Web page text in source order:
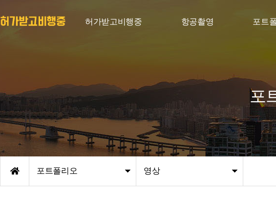
허가받고비행중 항공촬영 포트
포트폴리오 영상
포